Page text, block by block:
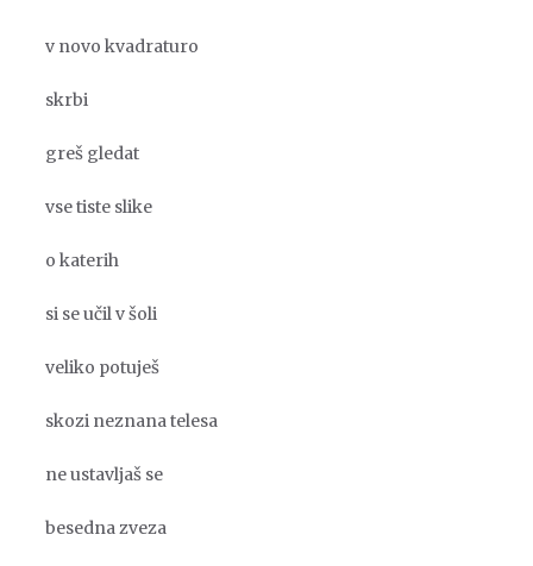
v novo kvadraturo
skrbi
greš gledat
vse tiste slike
o katerih
si se učil v šoli
veliko potuješ
skozi neznana telesa
ne ustavljaš se
besedna zveza